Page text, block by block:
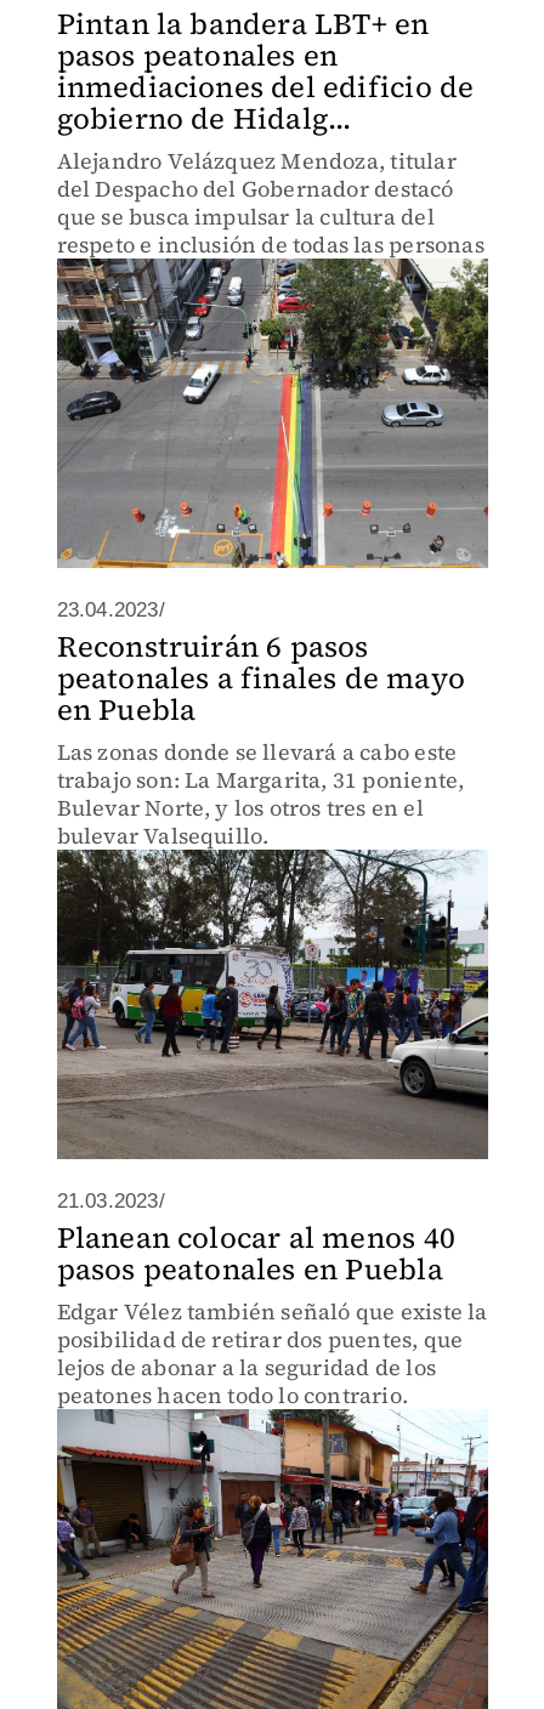
Pintan la bandera LBT+ en
pasos peatonales en
inmediaciones del edificio de
gobierno de Hidalg...
Alejandro Velázquez Mendoza, titular
del Despacho del Gobernador destacó
que se busca impulsar la cultura del
respeto e inclusión de todas las personas
23.04.2023/
Reconstruirán 6 pasos
peatonales a finales de mayo
en Puebla
Las zonas donde se llevará a cabo este
trabajo son: La Margarita, 31 poniente,
Bulevar Norte, y los otros tres en el
bulevar Valsequillo.
21.03.2023/
Planean colocar al menos 40
pasos peatonales en Puebla
Edgar Vélez también señaló que existe la
posibilidad de retirar dos puentes, que
lejos de abonar a la seguridad de los
peatones hacen todo lo contrario.